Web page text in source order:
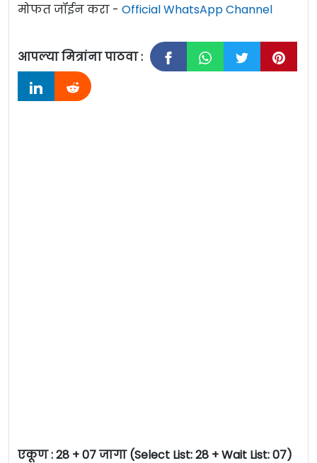
मोफत जॉईन करा - Official WhatsApp Channel
आपल्या मित्रांना पाठवा :
एकूण :28 + 07 जागा (Select List: 28 + Wait List: 07)